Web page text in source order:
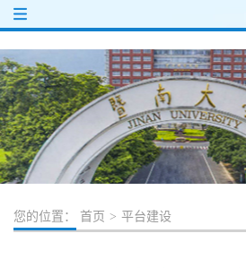
您的位置： 首页 > 平台建设